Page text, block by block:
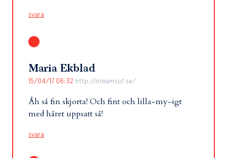
svara
Maria Ekblad
15/04/17 08:32 http://dreamsof.se/
Åh så fin skjorta! Och fint och lilla-my-igt
med håret uppsatt så!
svara